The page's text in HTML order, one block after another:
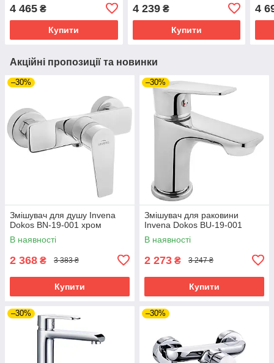
розета чорний
4 465 ₴
Купити
4 239₴
Купити
4
Акційні пропозиції та новинки
–30%
Змішувач для душу Invena
Dokos BN-19-001 хром
В наявності
2 368 ₴ 3 383 ₴
Купити
–30%
Змішувач для раковини
Invena Dokos BU-19-001
В наявності
2 273 ₴ 3 247 ₴
Купити
–30% –30%